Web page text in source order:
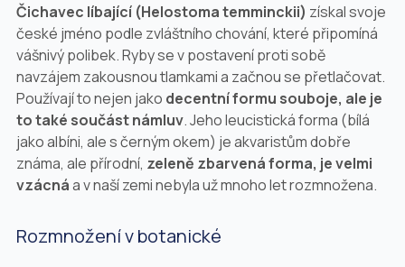
Čichavec líbající (Helostoma temminckii) získal svoje
české jméno podle zvláštního chování, které připomíná
vášnivý polibek. Ryby se v postavení proti sobě
navzájem zakousnou tlamkami a začnou se přetlačovat.
Používají to nejen jako decentní formu souboje, ale je
to také součást námluv. Jeho leucistická forma (bílá
jako albíni, ale s černým okem) je akvaristům dobře
známa, ale přírodní, zeleně zbarvená forma, je velmi
vzácnáa v naší zemi nebyla už mnoho let rozmnožena.
Rozmnožení v botanické